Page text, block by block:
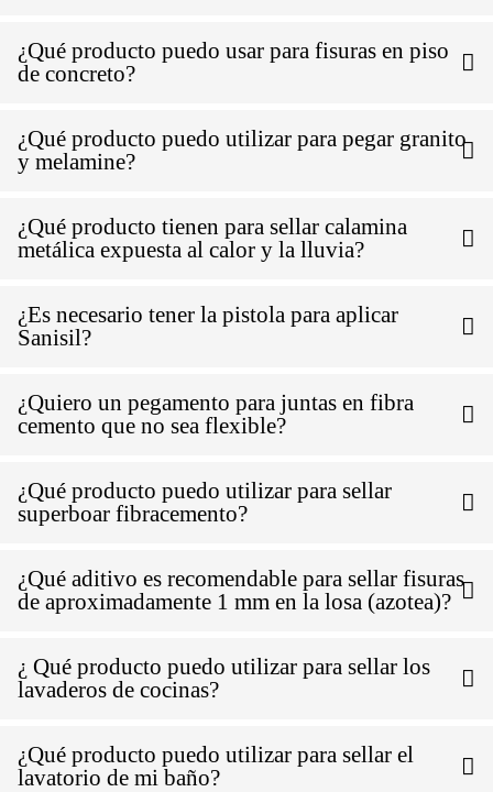
¿Qué producto puedo usar para fisuras en piso
de concreto?
¿Qué producto puedo utilizar para pegar granito
y melamine?
¿Qué producto tienen para sellar calamina
metálica expuesta al calor y la lluvia?
¿Es necesario tener la pistola para aplicar
Sanisil?
¿Quiero un pegamento para juntas en fibra
cemento que no sea flexible?
¿Qué producto puedo utilizar para sellar
superboar fibracemento?
¿Qué aditivo es recomendable para sellar fisuras
de aproximadamente 1 mm en la losa (azotea)?
¿ Qué producto puedo utilizar para sellar los
lavaderos de cocinas?
¿Qué producto puedo utilizar para sellar el
lavatorio de mi baño?